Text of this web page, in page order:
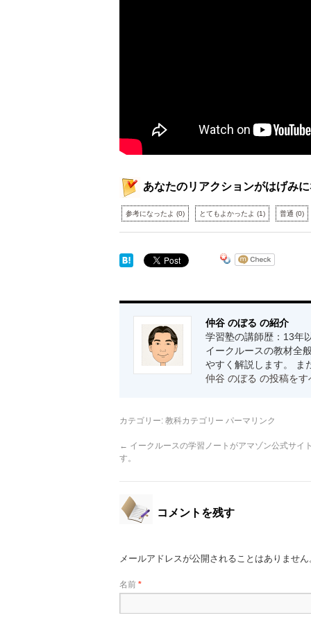
あなたのリアクションがはげみ
参考になったよ (0) とてもよかったよ (1) 普通 (0)
仲谷 のぼる の紹介
学習塾の講師歴：13年
イークルースの教材全
やすく解説します。 ま
仲谷 のぼる の投稿を
カテゴリー: 教科カテゴリー パーマリンク
← イークルースの学習ノートがアマゾン公式サイ
す。
コメントを残す
メールアドレスが公開されることはありません
名前 *